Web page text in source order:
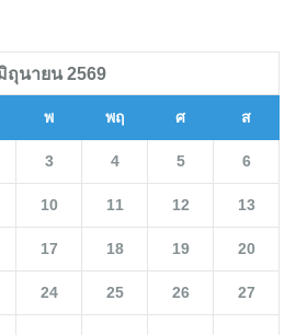
ถุนายน 2569
พ พฤ ศ ส
3 4 5 6
10 11 12 13
17 18 19 20
24 25 26 27